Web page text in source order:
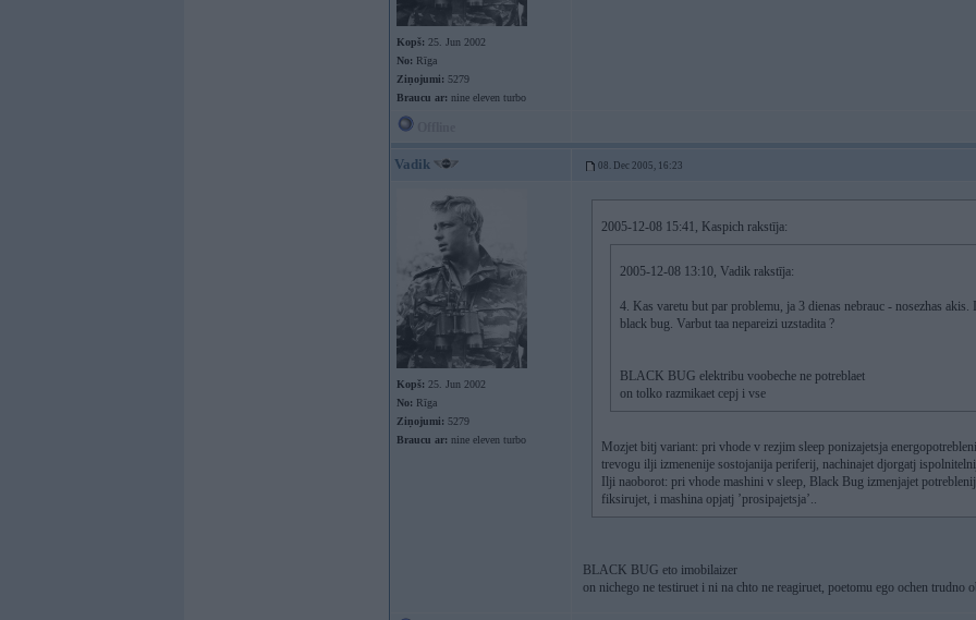
Kopš: 25. Jun 2002
No: Rīga
Ziņojumi: 5279
Braucu ar: nine eleven turbo
Vadik 08. Dec 2005, 16:23
Kopš: 25. Jun 2002
No: Rīga
Ziņojumi: 5279
Braucu ar: nine eleven turbo
2005-12-08 15:41, Kaspich rakstīja:
2005-12-08 13:10, Vadik rakstīja:
4. Kas varetu but par problemu, ja 3 dienas nebrauc - nosezhas
black bug. Varbut taa nepareizi uzstadita ?
BLACK BUG elektribu voobeche ne potreblaet
on tolko razmikaet cepj i vse
Mozjet bitj variant: pri vhode v rezjim sleep ponizajetsja
trevogu ilji izmenenije sostojanija periferij, nachinajet djorgatj
Ilji naoborot: pri vhode mashini v sleep, Black Bug izmenjajet
fiksirujet, i mashina opjatj ’prosipajetsja’..
BLACK BUG eto imobilaizer
on nichego ne testiruet i ni na chto ne reagiruet, poetomu ego ochen trudno